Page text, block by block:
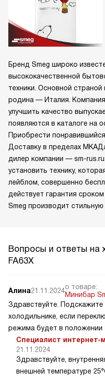
Бренд Smeg широко
высококачественной
техники. Основной
родина — Италия.
улучшить качество
появляются в каталоге на
Приобрести
Доставку в пределах
дилер компании — sm-
установить технику,
лейблом, совершенно
действует гарантия
Smeg производит
Вопросы и ответы на
FA63X
Алина21.11.2024о товаре:
Минибар
Здравствуйте. Подскажите
холодильнике, если
режима будет в положении
Специалист интернет-
21.11.2024
Здравствуйте,
внешней температуре